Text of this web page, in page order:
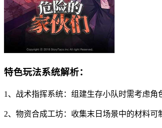
特色玩法系统解析：
1、战术指挥系统：组建生存小队时需考虑
2、物资合成工坊：收集末日场景中的材料可